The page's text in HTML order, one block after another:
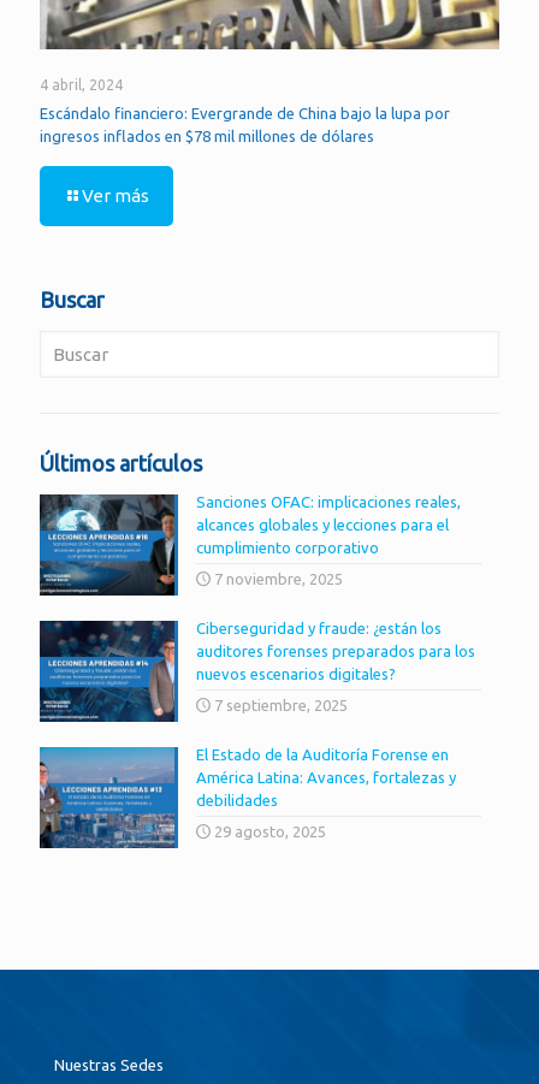
4 abril, 2024
Escándalo financiero: Evergrande de China bajo la lupa por
ingresos inflados en $78 mil millones de dólares
Ver más
Buscar
Últimos artículos
Sanciones OFAC: implicaciones reales,
alcances globales y lecciones para el
cumplimiento corporativo
7 noviembre, 2025
Ciberseguridad y fraude: ¿están los
auditores forenses preparados para los
nuevos escenarios digitales?
7 septiembre, 2025
El Estado de la Auditoría Forense en
América Latina: Avances, fortalezas y
debilidades
29 agosto, 2025
Nuestras Sedes